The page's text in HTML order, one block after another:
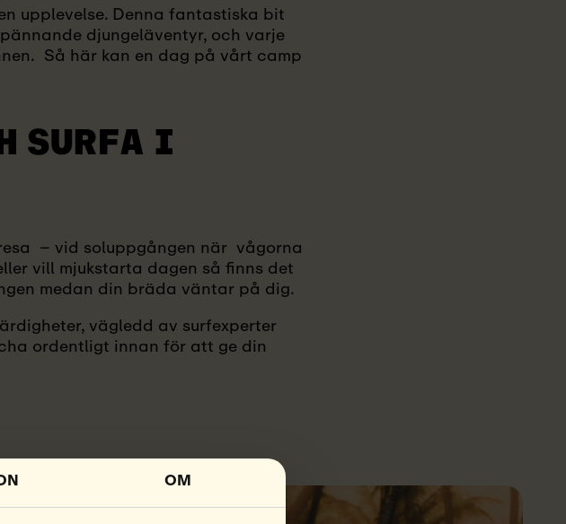
OM
upplevelse. Denna fantastiska bit
djungeläventyr, och varje
Så här kan en dag på vårt camp
SURFA I
– vid soluppgången när vågorna
vill mjukstarta dagen så finns det
medan din bräda väntar på dig.
vägledd av surfexperter
ordentligt innan för att ge din